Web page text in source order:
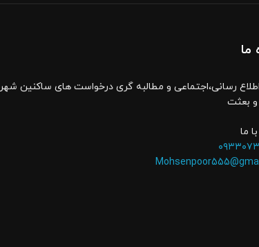
ما
رسانی،اجتماعی و مطالبه گری درخواست های ساکنین شهر
و بعثت
ما